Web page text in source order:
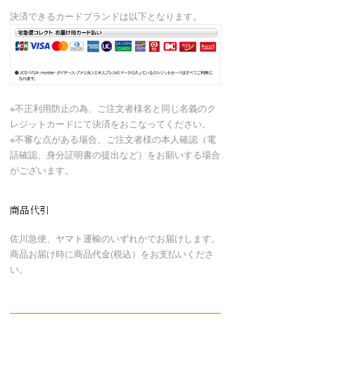
決済できるカードブランドは以下となります。
※不正利用防止の為、ご注文者様名と同じ名義のク
レジットカードにて決済をおこなってください。
※不審な点がある場合、ご注文者様の本人確認（電
話確認、身分証明書の提出など）をお願いする場合
がございます。
商品代引
佐川急便、ヤマト運輸のいずれかでお届けします。
商品お届け時に商品代金(税込）をお支払いくださ
い。